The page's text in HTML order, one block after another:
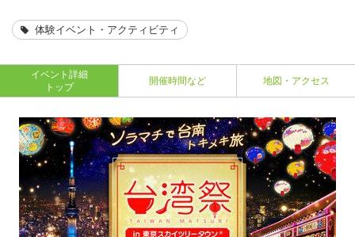
体験イベント・アクティビティ
イベント詳細
トップ
開催時間など 地図・アクセス